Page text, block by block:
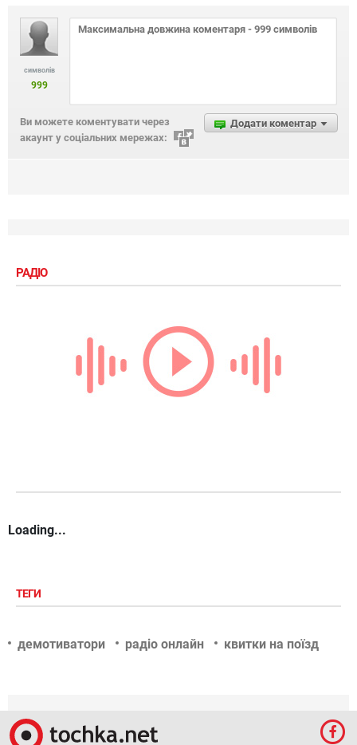
символів
999
Додати коментар
Ви можете коментувати через
акаунт у соціальних мережах:
РАДІО
Loading...
ТЕГИ
демотиватори радіо онлайн квитки на поїзд